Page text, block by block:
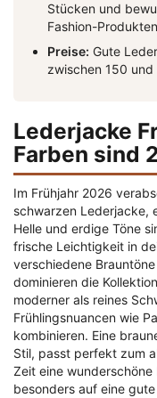
Stücken und
Fashion-
Preise: Gute
zwischen 150
Lederjacke
Farben sind
Im Frühjahr 2026
schwarzen Lederjacke,
Helle und erdige Töne
frische Leichtigkeit in
verschiedene
dominieren die
moderner als reines
Frühlingsnuancen wie
kombinieren. Eine
Stil, passt perfekt zum
Zeit eine
besonders auf eine